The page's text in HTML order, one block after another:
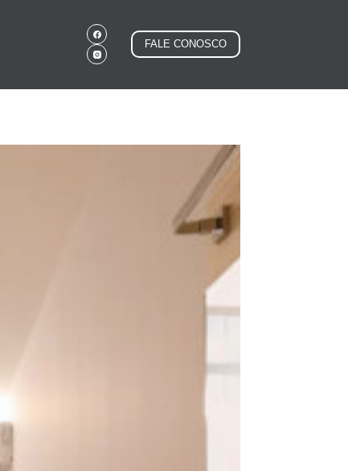
FALE CONOSCO